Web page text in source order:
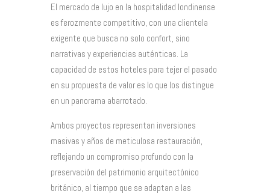
El mercado de lujo en la hospitalidad londinense
es ferozmente competitivo, con una clientela
exigente que busca no solo confort, sino
narrativas y experiencias auténticas. La
capacidad de estos hoteles para tejer el pasado
en su propuesta de valor es lo que los distingue
en un panorama abarrotado.
Ambos proyectos representan inversiones
masivas y años de meticulosa restauración,
reflejando un compromiso profundo con la
preservación del patrimonio arquitectónico
británico, al tiempo que se adaptan a las